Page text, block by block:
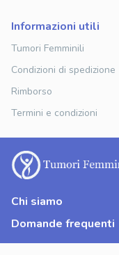
informazioni utili
Tumori Femminili
Condizioni di spedizione
Rimborso
Termini e condizioni
Chi siamo
Domande frequenti